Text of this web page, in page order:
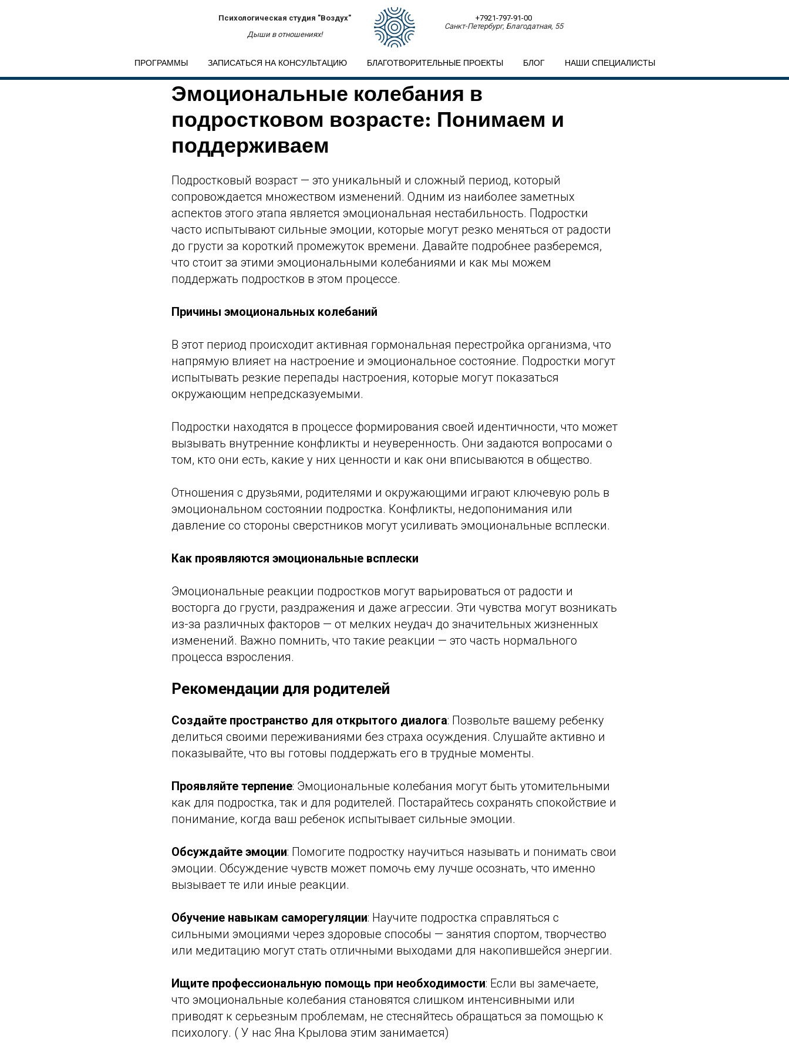
Психологическая студия "Воздух"
Дыши в отношениях!
+7921-797-91-00
Санкт-Петербург, Благодатная, 55
ПРОГРАММЫ ЗАПИСАТЬСЯ НА КОНСУЛЬТАЦИЮ БЛАГОТВОРИТЕЛЬНЫЕ ПРОЕКТЫ БЛОГ НАШИ СПЕЦИАЛИСТЫ
Эмоциональные колебания в
подростковом возрасте: Понимаем и
поддерживаем
Подростковый возраст — это уникальный и сложный период, который
сопровождается множеством изменений. Одним из наиболее заметных
аспектов этого этапа является эмоциональная нестабильность. Подростки
часто испытывают сильные эмоции, которые могут резко меняться от радости
до грусти за короткий промежуток времени. Давайте подробнее разберемся,
что стоит за этими эмоциональными колебаниями и как мы можем
поддержать подростков в этом процессе.
Причины эмоциональных колебаний
В этот период происходит активная гормональная перестройка организма, что
напрямую влияет на настроение и эмоциональное состояние. Подростки могут
испытывать резкие перепады настроения, которые могут показаться
окружающим непредсказуемыми.
Подростки находятся в процессе формирования своей идентичности, что может
вызывать внутренние конфликты и неуверенность. Они задаются вопросами о
том, кто они есть, какие у них ценности и как они вписываются в общество.
Отношения с друзьями, родителями и окружающими играют ключевую роль в
эмоциональном состоянии подростка. Конфликты, недопонимания или
давление со стороны сверстников могут усиливать эмоциональные всплески.
Как проявляются эмоциональные всплески
Эмоциональные реакции подростков могут варьироваться от радости и
восторга до грусти, раздражения и даже агрессии. Эти чувства могут возникать
из-за различных факторов — от мелких неудач до значительных жизненных
изменений. Важно помнить, что такие реакции — это часть нормального
процесса взросления.
Рекомендации для родителей
Создайте пространство для открытого диалога: Позвольте вашему ребенку
делиться своими переживаниями без страха осуждения. Слушайте активно и
показывайте, что вы готовы поддержать его в трудные моменты.
Проявляйте терпение: Эмоциональные колебания могут быть утомительными
как для подростка, так и для родителей. Постарайтесь сохранять спокойствие и
понимание, когда ваш ребенок испытывает сильные эмоции.
Обсуждайте эмоции: Помогите подростку научиться называть и понимать свои
эмоции. Обсуждение чувств может помочь ему лучше осознать, что именно
вызывает те или иные реакции.
Обучение навыкам саморегуляции: Научите подростка справляться с
сильными эмоциями через здоровые способы — занятия спортом, творчество
или медитацию могут стать отличными выходами для накопившейся энергии.
Ищите профессиональную помощь при необходимости: Если вы замечаете,
что эмоциональные колебания становятся слишком интенсивными или
приводят к серьезным проблемам, не стесняйтесь обращаться за помощью к
психологу. ( У нас Яна Крылова этим занимается)